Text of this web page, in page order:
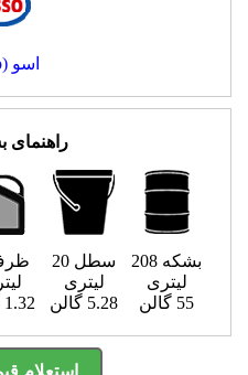
اسو (Esso)
راهنمای
بشکه 208
لیتری
55 گالن
سطل 20
لیتری
5.28 گالن
1.32 گالن